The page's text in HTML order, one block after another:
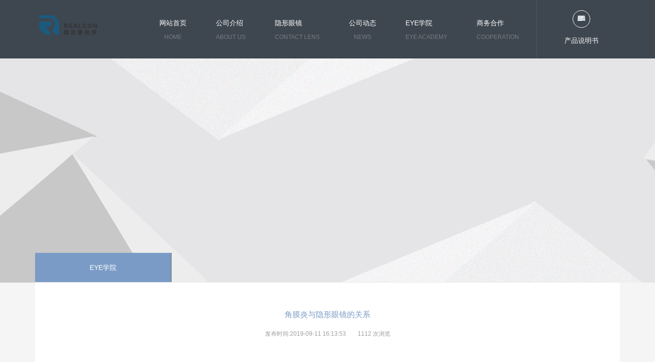
网站首页
HOME
公司介绍
ABOUT US
隐形眼镜
CONTACT LENS
公司动态
NEWS
EYE学院
EYE ACADEMY
商务合作
COOPERATION 产品说明书
EYE学院
角膜炎与隐形眼镜的关系
发布时间:2019-09-11 16:13:53 1112 次浏览